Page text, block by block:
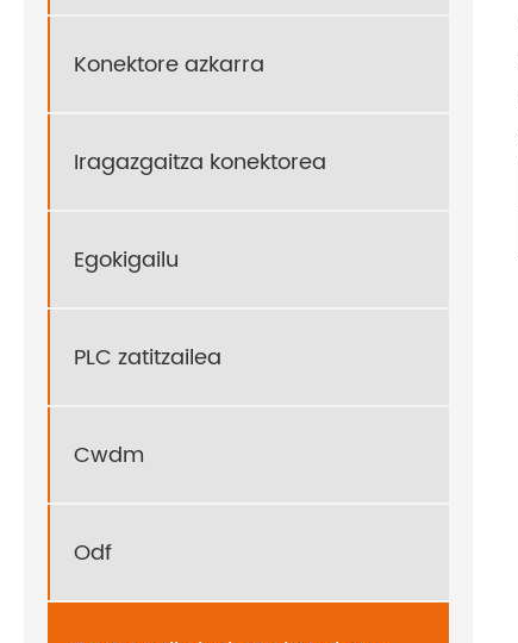
Konektore azkarra
Iragazgaitza konektorea
Egokigailu
PLC zatitzailea
Cwdm
Odf